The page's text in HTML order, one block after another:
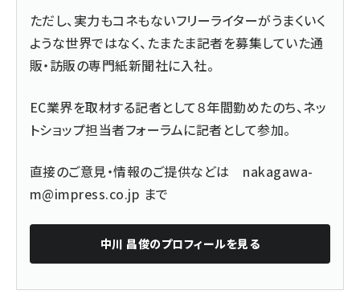
ただし、実力もコネもないフリーライターがうまくいく
ような世界ではなく、たまたま記者を募集していた通
販・訪販の専門紙新聞社に入社。
EC業界を取材する記者として８年間勤めたのち、ネッ
トショップ担当者フォーラムに記者として参加。
直接のご意見・情報のご提供などは nakagawa-
m@impress.co.jp まで
中川 昌俊のプロフィールを見る